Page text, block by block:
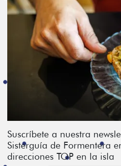
Suscríbete a nuestra
Sisterguía de Formentera
direcciones TOP en la isla